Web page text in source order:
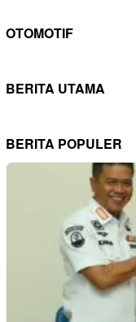
OTOMOTIF
BERITA UTAMA
BERITA POPULER